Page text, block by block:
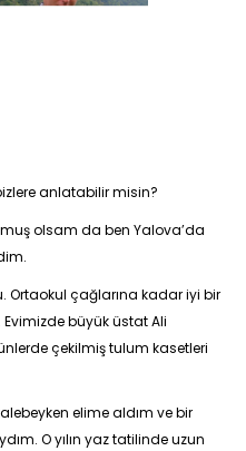
anlatabilir misin?
olsam da ben Yalova’da
çağlarına kadar iyi bir
Evimizde büyük üstatAli
çekilmiş tulum kasetleri
elime aldım ve bir
O yılın yaz tatilinde uzun